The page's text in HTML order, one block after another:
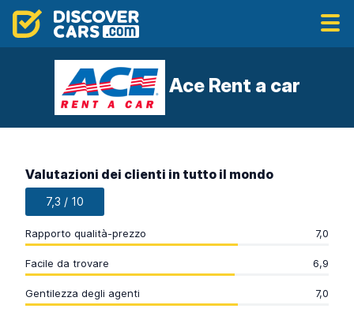
Ace Rent a car
Valutazioni dei clienti in tutto il mondo
7,3 / 10
Rapporto qualità-prezzo 7,0
Facile da trovare 6,9
Gentilezza degli agenti 7,0